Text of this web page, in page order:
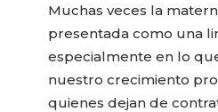
Muchas veces la
presentada como una
especialmente en lo
nuestro crecimiento
quienes dejan de